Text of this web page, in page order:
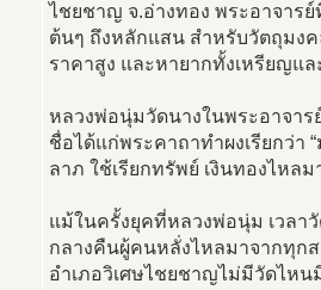
ไชยชาญ จ.อ่างทอง พระอาจาร
ต้นๆ ถึงหลักแสน สำหรับวัตถุมง
ราคาสูง และหายากทั้งเหรียญแ
หลวงพ่อนุ่มวัดนางในพระอาจา
ชื่อได้แก่พระคาถาทำผงเรียกว่า
ลาภ ใช้เรียกทรัพย์ เงินทองไห
แม้ในครั้งยุคที่หลวงพ่อนุ่ม เวลา
กลางคืนผู้คนหลั่งไหลมาจากทุก
อำเภอวิเศษไชยชาญไม่มีวัดไห